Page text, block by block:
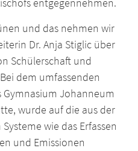
entgegennehmen.
und das nehmen wir
Dr. Anja Stiglic über
Schülerschaft und
dem umfassenden
Johanneum
wurde auf die aus der
wie das Erfassen
und Emissionen